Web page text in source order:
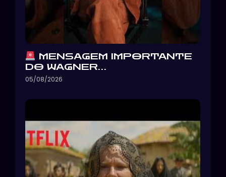
MENSAGEM IMPORTANTE
DO WAGNER…
05/08/2026